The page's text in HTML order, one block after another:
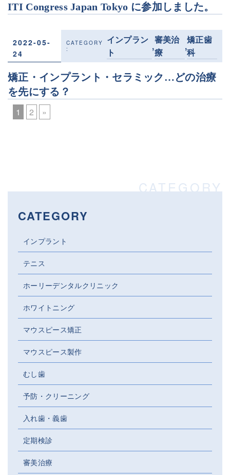
ITI Congress Japan Tokyo に参加しました。
インプラン
ト
,
審美治
療
,
矯正歯
科
2022-05-
24
矯正・インプラント・セラミック…どの治療
を先にする？
1 2 »
CATEGORY
インプラント
テニス
ホーリーデンタルクリニック
ホワイトニング
マウスピース矯正
マウスピース製作
むし歯
予防・クリーニング
入れ歯・義歯
定期検診
審美治療